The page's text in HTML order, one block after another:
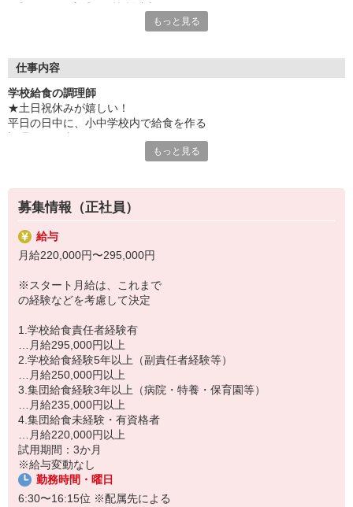
全国の児童・生徒の6人に1人が
業務拡大する中で、
自校調理方式※小学校・中学校内の
給食室で給食を作り、提供する
人材を新たに募集します。
新卒・中途・若手・主婦（主夫）・
中堅〜シニア層、10代〜50代の方まで、
幅広い年齢層の方が活躍中！
安定した基盤と、働きやすい環境、
安心して働ける制度を続々導入！
アナタも、食を通じて子供たちの
成長を支えるお仕事、一緒に始めませんか？
もっと見る
仕事内容
学校給食の調理師
★土日祝休みが嬉しい！
平日の日中に、小中学校内で給食を作る
もらえたりするのも、この仕事の魅力です。
【仕事内容詳細】
毎日の献立に沿って、パートさんと共に
チームワークを大切にしながら給食を
郷土料理・季節の料理・世界の料理など
もっと見る
募集情報（正社員）
給与
月給220,000円〜295,000円
※スタート月給は、これまで
の経験などを考慮して決定
1.学校給食責任者経験有
…月給295,000円以上
2.学校給食経験5年以上（副責任者経験等）
…月給250,000円以上
3.集団給食経験3年以上（病院・特養・保育園等）
…月給235,000円以上
4.集団給食未経験・有資格者
…月給220,000円以上
試用期間：3か月
※給与変動なし
勤務時間・曜日
6:30〜16:15位 ※配属先による